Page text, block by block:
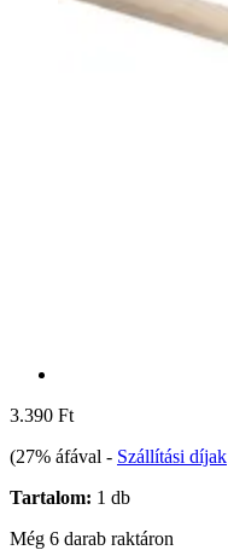
3.390 Ft
(27% áfával - Szállítási díjak
Tartalom: 1 db
Még 6 darab raktáron